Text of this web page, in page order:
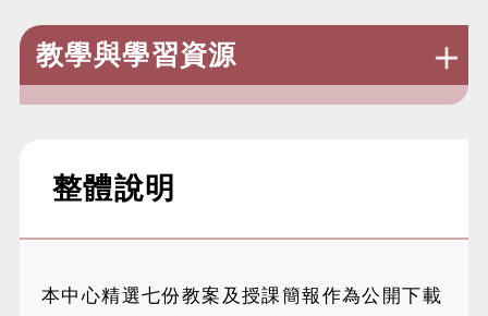
頁
教學與學習資源
整體說明
本中心精選七份教案及授課簡報作為公開下載